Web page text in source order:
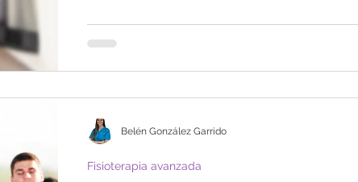
Fisioterapia avanzada
Belén González Garrido